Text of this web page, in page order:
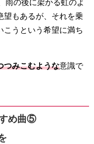
雨の後に架かる虹のよ
望もあるが、それを乗
こうという希望に満ち
つみこむような意識で
め曲⑤